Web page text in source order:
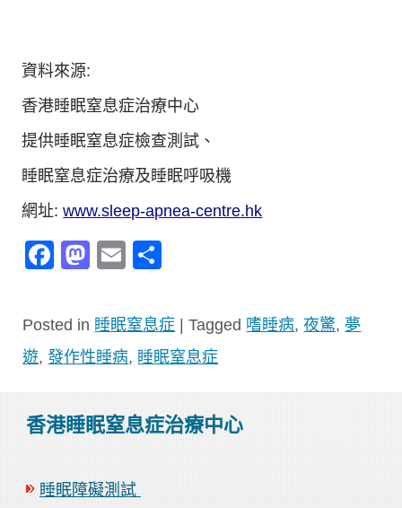
資料來源:
香港睡眠窒息症治療中心
提供睡眠窒息症檢查測試、
睡眠窒息症治療及睡眠呼吸機
網址:www.sleep-apnea-centre.hk
Facebook
Mastodon
Email
Posted in 睡眠窒息症 |Tagged 嗜睡病,夜驚, 夢
遊,發作性睡病, 睡眠窒息症
香港睡眠窒息症治療中心
睡眠障礙測試